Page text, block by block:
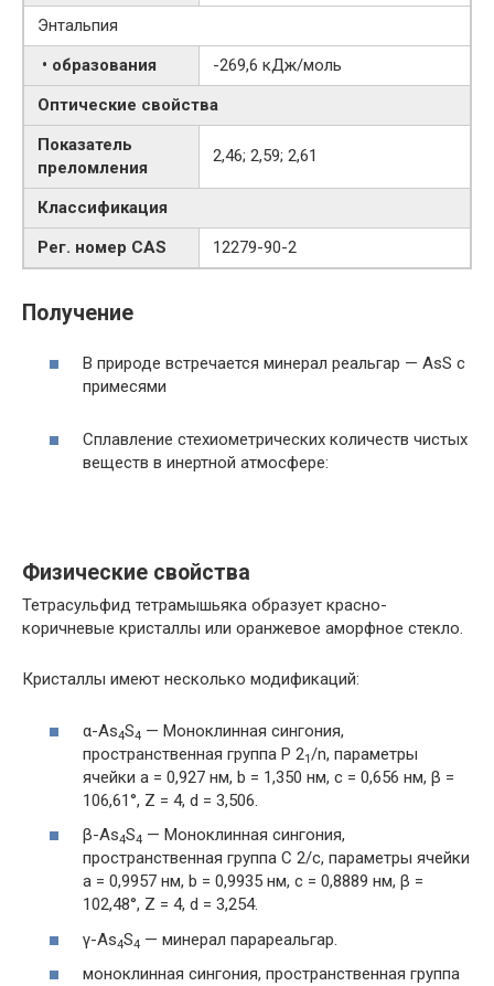
Энтальпия
• образования
-269,6 кДж/моль
Оптические свойства
Показатель
преломления
2,46; 2,59; 2,61
Классификация
Рег. номер CAS
12279-90-2
Получение
В природе встречается минерал реальгар — AsS с
примесями
Сплавление стехиометрических количеств чистых
веществ в инертной атмосфере:
Физические свойства
Тетрасульфид тетрамышьяка образует красно-
коричневые кристаллы или оранжевое аморфное стекло.
Кристаллы имеют несколько модификаций:
α-As4S4 — Моноклинная сингония,
пространственная группа P 21/n, параметры
ячейки a = 0,927 нм, b = 1,350 нм, c = 0,656 нм, β =
106,61°, Z = 4, d = 3,506.
β-As4S4 — Моноклинная сингония,
пространственная группа C 2/c, параметры ячейки
a = 0,9957 нм, b = 0,9935 нм, c = 0,8889 нм, β =
102,48°, Z = 4, d = 3,254.
γ-As4S4 — минерал парареальгар.
моноклинная сингония, пространственная группа